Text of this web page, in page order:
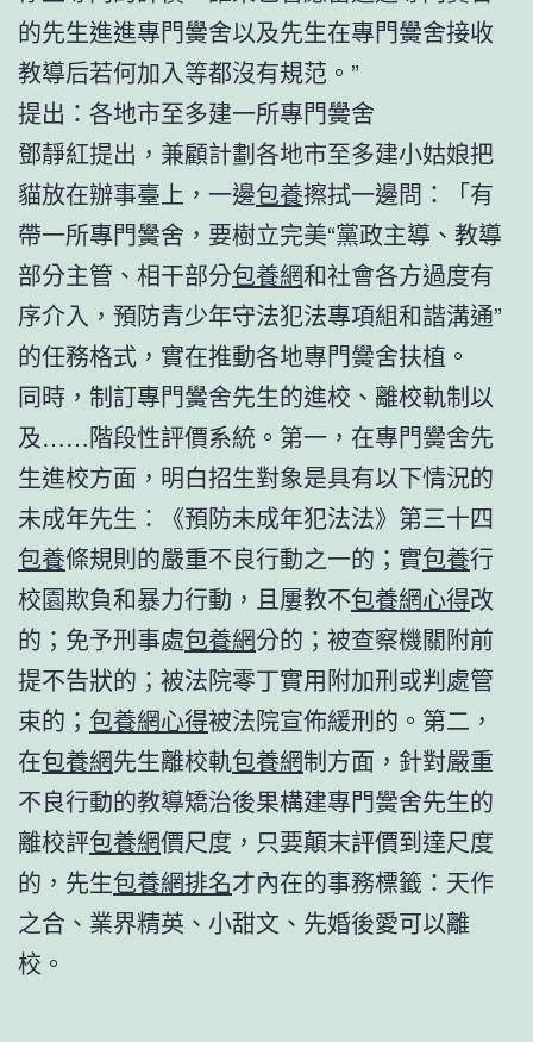
的先生進進專門黌舍以及先生在專門黌舍接收
教導后若何加入等都沒有規范。”
提出：各地市至多建一所專門黌舍
鄧靜紅提出，兼顧計劃各地市至多建小姑娘把
貓放在辦事臺上，一邊包養擦拭一邊問：「有
帶一所專門黌舍，要樹立完美“黨政主導、教導
部分主管、相干部分包養網和社會各方過度有
序介入，預防青少年守法犯法專項組和諧溝通”
的任務格式，實在推動各地專門黌舍扶植。
同時，制訂專門黌舍先生的進校、離校軌制以
及……階段性評價系統。第一，在專門黌舍先
生進校方面，明白招生對象是具有以下情況的
未成年先生：《預防未成年犯法法》第三十四
包養條規則的嚴重不良行動之一的；實包養行
校園欺負和暴力行動，且屢教不包養網心得改
的；免予刑事處包養網分的；被查察機關附前
提不告狀的；被法院零丁實用附加刑或判處管
束的； 包養網心得被法院宣佈緩刑的。第二，
在包養網先生離校軌包養網制方面，針對嚴重
不良行動的教導矯治後果構建專門黌舍先生的
離校評包養網價尺度，只要顛末評價到達尺度
的，先生包養網排名才內在的事務標籤：天作
之合、業界精英、小甜文、先婚後愛可以離
校。